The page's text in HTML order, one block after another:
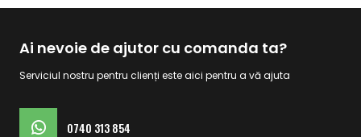
Ai nevoie de ajutor cu comanda ta?
Serviciul nostru pentru clienți este aici pentru a vă ajuta
0740 313 854